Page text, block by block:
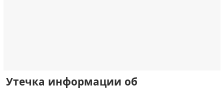
Утечка информации об